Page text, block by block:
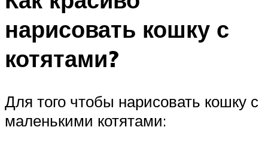
нарисовать кошку с
котятами?
Для того чтобы нарисовать кошку с
маленькими котятами: